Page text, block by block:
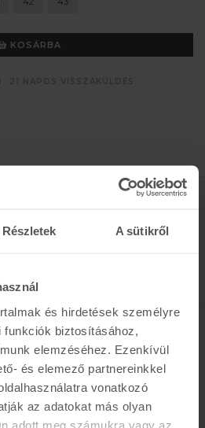
Részletek A sütikről
és hirdetések személyre
biztosításához,
elemzéséhez. Ezenkívül
és elemező partnereinkkel
vonatkozó
az adatokat más olyan
adott meg számukra vagy az
KOSÁRBA
L I N A 17 / B
11:00 - 19:00
10:00 - 19:00
ZÁRVA
L Y 52 (ÚJ)